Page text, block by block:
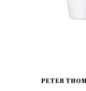
PETER